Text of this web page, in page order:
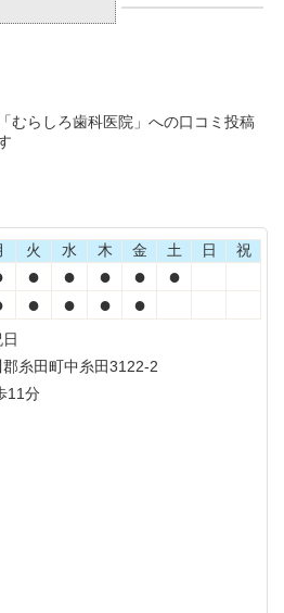
むらしろ歯科医院」への口コミ投稿
火 水 木 金 土 日 祝
● ● ● ● ●
● ● ● ●
糸田町中糸田3122-2
11分